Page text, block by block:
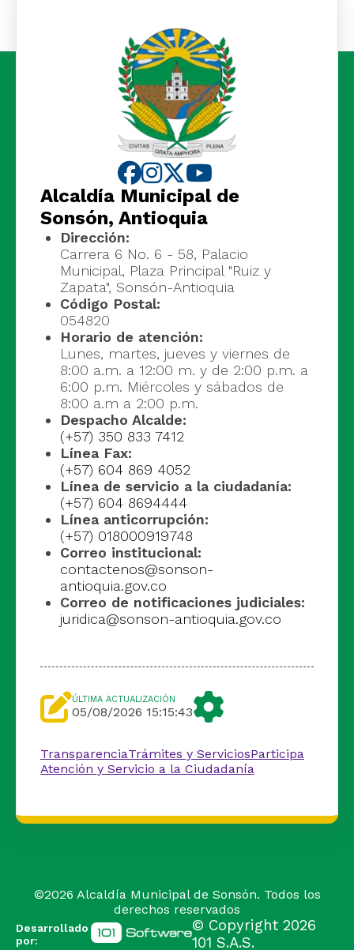
Alcaldía Municipal de
Sonsón, Antioquia
Dirección:
Carrera 6 No. 6 - 58, Palacio
Municipal, Plaza Principal "Ruiz y
Zapata", Sonsón-Antioquia
Código Postal:
054820
Horario de atención:
Lunes, martes, jueves y viernes de
8:00 a.m. a 12:00 m. y de 2:00 p.m. a
6:00 p.m. Miércoles y sábados de
8:00 a.m a 2:00 p.m.
Despacho Alcalde:
(+57) 350 833 7412
Línea Fax:
(+57) 604 869 4052
Línea de servicio a la ciudadanía:
(+57) 604 8694444
Línea anticorrupción:
(+57) 018000919748
Correo institucional:
contactenos@sonson-
antioquia.gov.co
Correo de notificaciones judiciales:
juridica@sonson-antioquia.gov.co
ÚLTIMA ACTUALIZACIÓN
05/08/2026 15:15:43
TransparenciaTrámites y ServiciosParticipa
Atención y Servicio a la Ciudadanía
©2026 Alcaldía Municipal de Sonsón. Todos los
derechos reservados
Desarrollado
por:
© Copyright 2026
101 S.A.S.